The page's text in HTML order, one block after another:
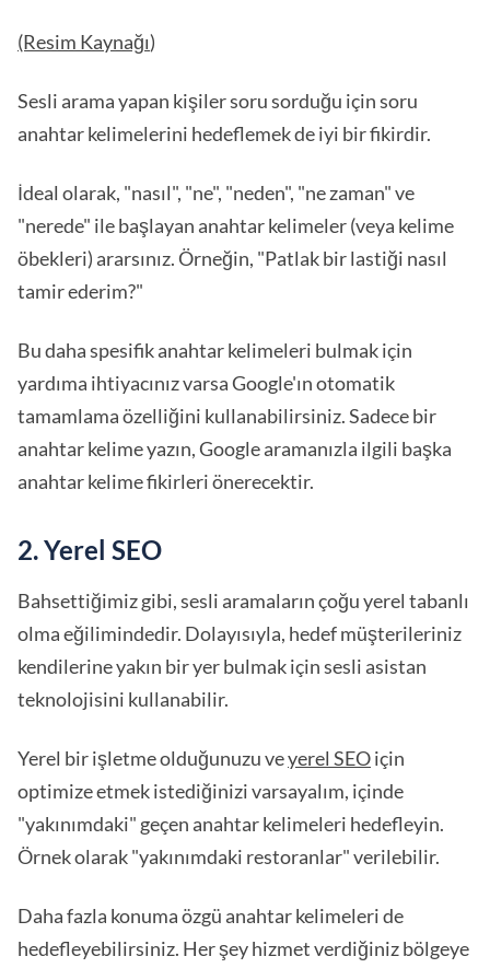
(Resim Kaynağı)
Sesli arama yapan kişiler soru sorduğu için soru
anahtar kelimelerini hedeflemek de iyi bir fikirdir.
İdeal olarak, "nasıl", "ne", "neden", "ne zaman" ve
"nerede" ile başlayan anahtar kelimeler (veya kelime
öbekleri) ararsınız. Örneğin, "Patlak bir lastiği nasıl
tamir ederim?"
Bu daha spesifik anahtar kelimeleri bulmak için
yardıma ihtiyacınız varsa Google'ın otomatik
tamamlama özelliğini kullanabilirsiniz. Sadece bir
anahtar kelime yazın, Google aramanızla ilgili başka
anahtar kelime fikirleri önerecektir.
2. Yerel SEO
Bahsettiğimiz gibi, sesli aramaların çoğu yerel tabanlı
olma eğilimindedir. Dolayısıyla, hedef müşterileriniz
kendilerine yakın bir yer bulmak için sesli asistan
teknolojisini kullanabilir.
Yerel bir işletme olduğunuzu veyerel SEOiçin
optimize etmek istediğinizi varsayalım, içinde
"yakınımdaki" geçen anahtar kelimeleri hedefleyin.
Örnek olarak "yakınımdaki restoranlar" verilebilir.
Daha fazla konuma özgü anahtar kelimeleri de
hedefleyebilirsiniz. Her şey hizmet verdiğiniz bölgeye